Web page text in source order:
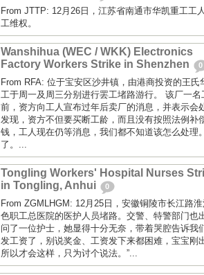
From JTTP: 12月26日，江苏省南通市华凯重工工
工维权。
Wanshihua (WEC / WKK) Electronics
Factory Workers Strike in Shenzhen
0
From RFA: 位于宝安区沙井镇，由港商投资的王
工于周一及周三分别进行罢工堵路游行。 该厂一
前，资方向工人宣布过年后卖厂的消息，并表示会
发现，资方不但要买断工龄，而且没有按照法例补
钱，工人现在仍等消息，我们都不知道该怎么处理
了。...
Tongling Workers' Hospital Nurses
in Tongling, Anhui
0
From ZGMLHGM: 12月25日，安徽铜陵市长江路
色职工总医院的医护人员堵路。交警、特警部门也
问了一位护士，她显得十分无奈，带着哭腔告诉我
发工资了，别说奖金、工资发下来都困难，宝宝刚
所以才会这样，只为讨个说法。”...